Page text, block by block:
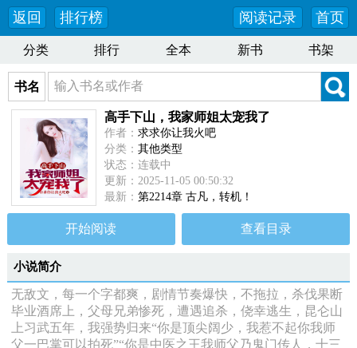
返回 排行榜 首页
阅读记录
分类 排行 全本 新书 书架
书名
高手下山，我家师姐太宠我了
作者： 求求你让我火吧
分类： 其他类型
状态：连载中
更新：2025-11-05 00:50:32
最新： 第2214章 古凡，转机！
开始阅读 查看目录
小说简介
无敌文，每一个字都爽，剧情节奏爆快，不拖拉，杀伐果断
毕业酒席上，父母兄弟惨死，遭遇追杀，侥幸逃生，昆仑山
上习武五年，我强势归来“你是顶尖阔少，我惹不起你我师
父一巴掌可以拍死”“你是中医之王我师父乃鬼门传人，十三